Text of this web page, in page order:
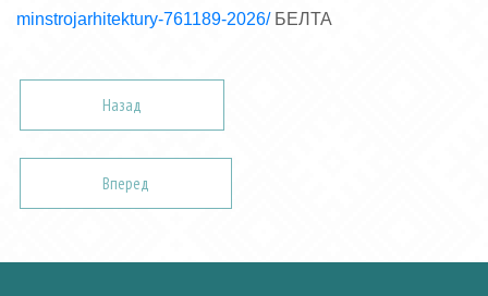
minstrojarhitektury-761189-2026/БЕЛТА
Назад
Вперед